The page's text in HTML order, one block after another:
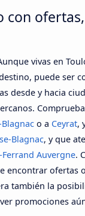
con
vivas en
puede ser
desde y hacia
o a Ceyrat,
Blagnac, y que
Auvergne.
encontrar ofertas
también la
promociones